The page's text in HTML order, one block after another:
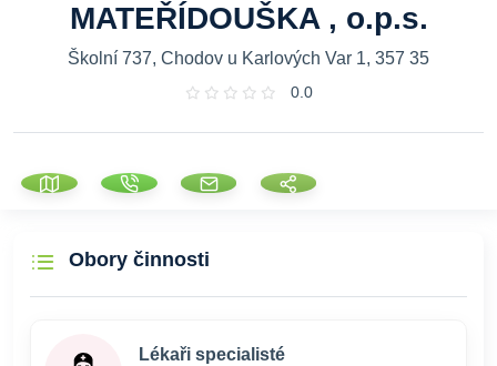
MATEŘÍDOUŠKA , o.p.s.
Školní 737, Chodov u Karlových Var 1, 357 35
0.0
Obory činnosti
Lékaři specialisté